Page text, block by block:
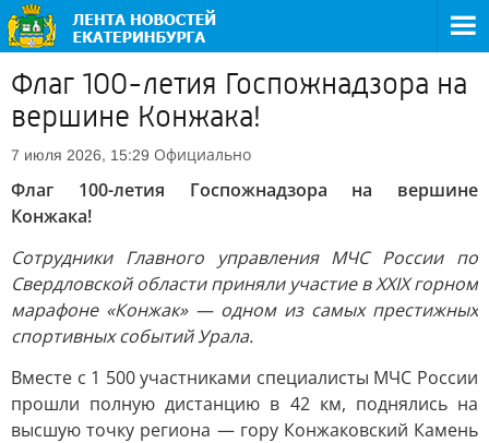
Флаг 100-летия Госпожнадзора на
вершине Конжака!
7 июля 2026, 15:29 Официально
Флаг 100-летия Госпожнадзора на вершине
Конжака!
Сотрудники Главного управления МЧС России по
Свердловской области приняли участие в XXIX горном
марафоне «Конжак» — одном из самых престижных
спортивных событий Урала.
Вместе с 1 500 участниками специалисты МЧС России
прошли полную дистанцию в 42 км, поднялись на
высшую точку региона — гору Конжаковский Камень